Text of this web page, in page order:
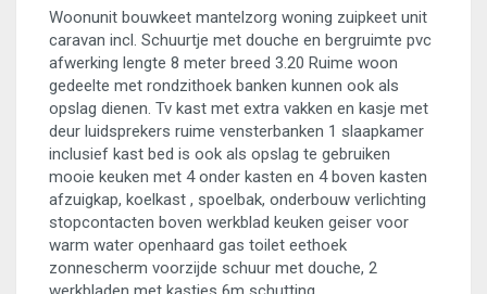
Woonunit bouwkeet mantelzorg woning zuipkeet unit
caravan incl. Schuurtje met douche en bergruimte pvc
afwerking lengte 8 meter breed 3.20 Ruime woon
gedeelte met rondzithoek banken kunnen ook als
opslag dienen. Tv kast met extra vakken en kasje met
deur luidsprekers ruime vensterbanken 1 slaapkamer
inclusief kast bed is ook als opslag te gebruiken
mooie keuken met 4 onder kasten en 4 boven kasten
afzuigkap, koelkast , spoelbak, onderbouw verlichting
stopcontacten boven werkblad keuken geiser voor
warm water openhaard gas toilet eethoek
zonnescherm voorzijde schuur met douche, 2